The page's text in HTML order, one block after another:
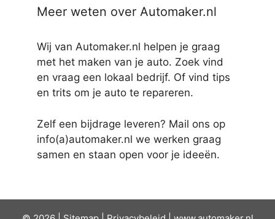
Meer weten over Automaker.nl
Wij van Automaker.nl helpen je graag
met het maken van je auto. Zoek vind
en vraag een lokaal bedrijf. Of vind tips
en trits om je auto te repareren.
Zelf een bijdrage leveren? Mail ons op
info(a)automaker.nl we werken graag
samen en staan open voor je ideeën.